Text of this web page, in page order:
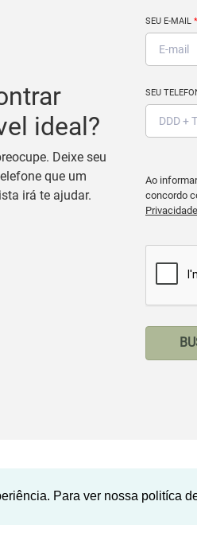
Para ver nossa politíca
ideal?
Deixe seu
que um
irá te ajudar.
SEU E-MAIL *
SEU
Ao
concordo
Privacidade
Imóveis